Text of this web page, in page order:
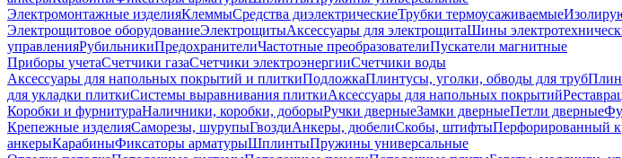
Электромонтажные изделияКлеммыСредства диэлектрическиеТрубки термоусаживаемые
Электрощитовое оборудованиеЭлектрощитыАксессуары для электрощитаШины
управленияРубильникиПредохранителиЧастотные преобразователиПускатели магнитные
Приборы учетаСчетчики газаСчетчики электроэнергииСчетчики воды
Аксессуары для напольных покрытий и плиткиПодложкаПлинтусы, уголки, обводы для труб
для укладки плиткиСистемы выравнивания плиткиАксессуары для напольных покрытий
Коробки и фурнитураНаличники, коробки, доборыРучки дверныеЗамки дверныеПетли дверные
Крепежные изделияСаморезы, шурупыГвоздиАнкеры, дюбелиСкобы, штифтыПерфорированный
анкерыКарабиныФиксаторы арматурыШплинтыПружины универсальные